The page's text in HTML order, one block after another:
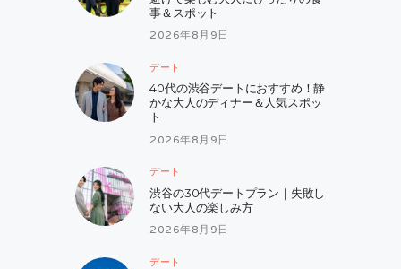
事＆スポット
2026年8月9日
デート
40代の渋谷デートにおすすめ！静
かな大人のディナー＆人気スポッ
ト
2026年8月9日
デート
渋谷の30代デートプラン｜失敗し
ない大人の楽しみ方
2026年8月9日
デート